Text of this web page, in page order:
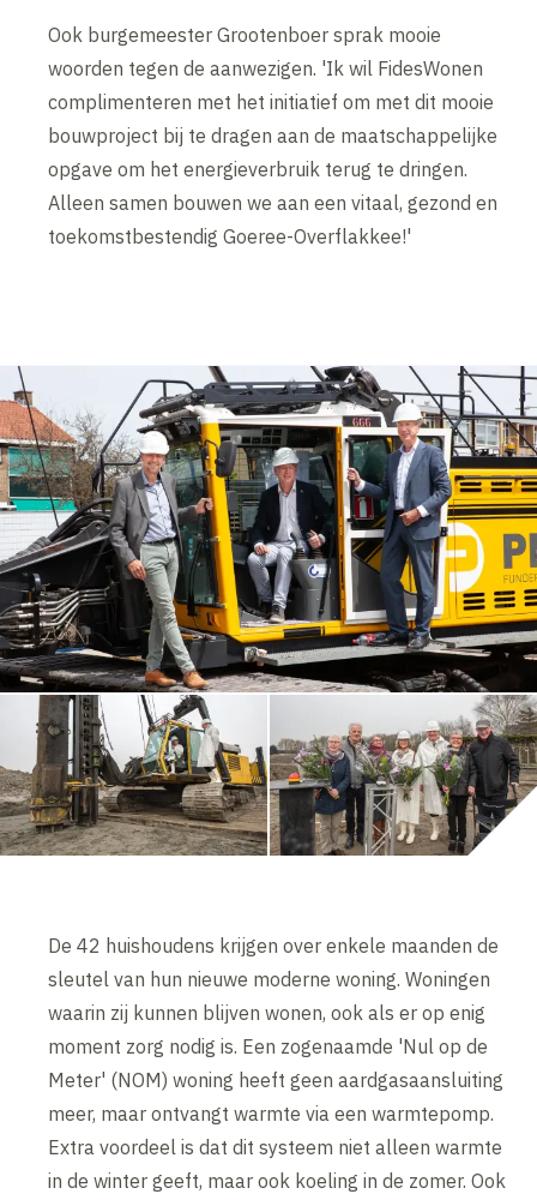
Ook burgemeester Grootenboer sprak mooie
woorden tegen de aanwezigen. 'Ik wil FidesWonen
complimenteren met het initiatief om met dit mooie
bouwproject bij te dragen aan de maatschappelijke
opgave om het energieverbruik terug te dringen.
Alleen samen bouwen we aan een vitaal, gezond en
toekomstbestendig Goeree-Overflakkee!'
De 42 huishoudens krijgen over enkele maanden de
sleutel van hun nieuwe moderne woning. Woningen
waarin zij kunnen blijven wonen, ook als er op enig
moment zorg nodig is. Een zogenaamde 'Nul op de
Meter' (NOM) woning heeft geen aardgasaansluiting
meer, maar ontvangt warmte via een warmtepomp.
Extra voordeel is dat dit systeem niet alleen warmte
in de winter geeft, maar ook koeling in de zomer. Ook